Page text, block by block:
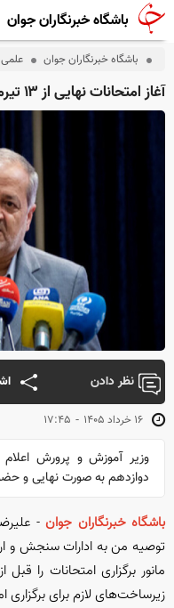
باشگاه خبرنگاران جوان
باشگاه خبرنگاران جوان
آغاز امتحانات نهایی از ۱۳ تیرماه به صورت «حضوری»
نظر دادن
۱۷:۴۵ - ۱۶ خرداد ۱۴۰۵
وزیر آموزش و پرورش اعلام
دوازدهم به صورت نهایی و حضوری از ۱۳ تیر ماه
باشگاه خبرنگاران جوان -
توصیه من به ادارات سنجش و
مانور برگزاری امتحانات را
زیرساخت‌های لازم برای برگزاری